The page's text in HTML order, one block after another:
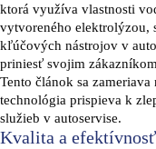
ktorá využíva vlastnosti
vytvoreného elektrolýzou,
kľúčových nástrojov v
priniesť svojim
Tento článok sa
technológia prispieva k
služieb v autoservise.
Kvalita a